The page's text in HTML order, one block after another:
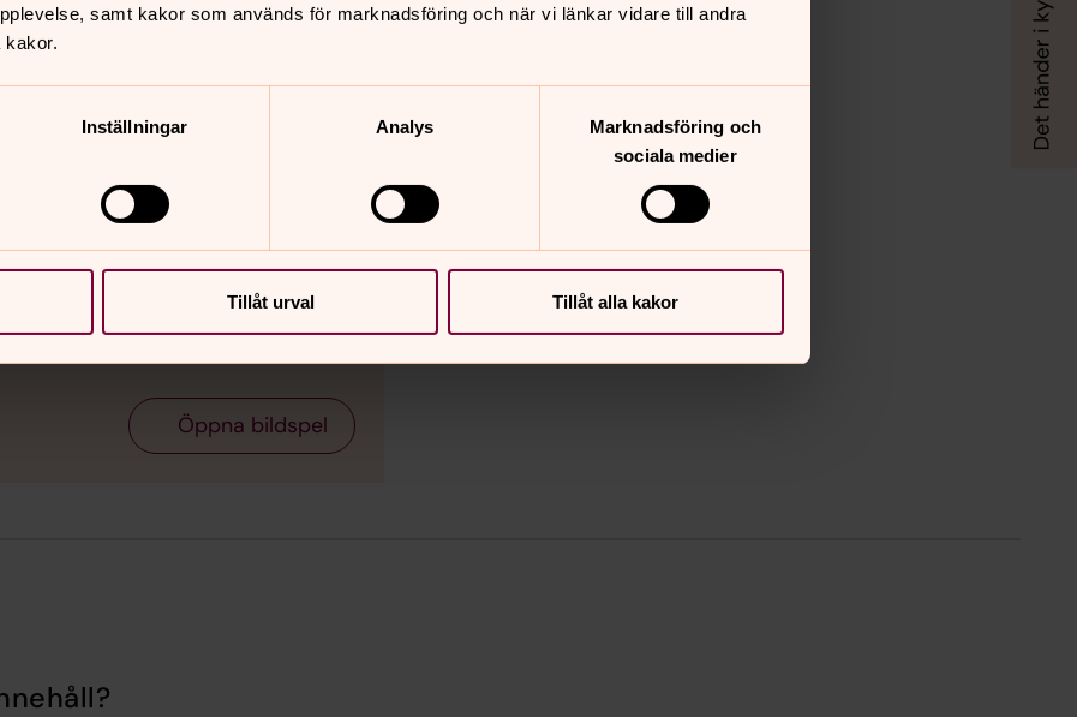
samt kakor som används för marknadsföring och när vi länkar vidare till andra
kakor.
Inställningar Analys
Marknadsföring och
sociala medier
Tillåt urval Tillåt alla kakor
Bild 2 av 3
Öppna bildspel